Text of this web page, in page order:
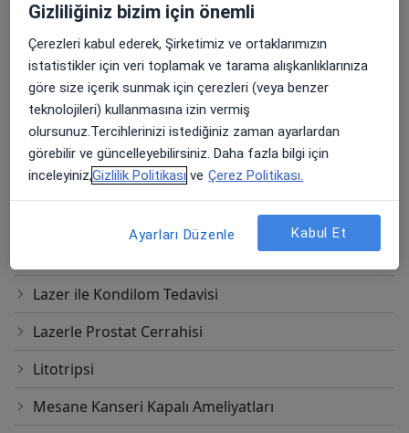
Genital Siğil Tedavisi
HoLEP Prostat Ameliyatı
Kriyoterapi
Laparoskopi
Lazer ile Kondilom Tedavisi
Lazerle Prostat Cerrahisi
Litotripsi
Mesane Kanseri Kapalı Ameliyatları
Gizliliğiniz bizim için önemli
Çerezleri kabul ederek, Şirketimiz ve ortaklarımızın
istatistikler için veri toplamak ve tarama alışkanlıklarınıza
göre size içerik sunmak için çerezleri (veya benzer
teknolojileri) kullanmasına izin vermiş
olursunuz.Tercihlerinizi istediğiniz zaman ayarlardan
görebilir ve güncelleyebilirsiniz. Daha fazla bilgi için
inceleyiniz,Gizlilik Politikası ve Çerez Politikası.
Ayarları Düzenle Kabul Et